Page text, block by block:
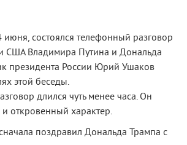
июня, состоялся телефонный разговор
США Владимира Путина и Дональда
президента России Юрий Ушаков
этой беседы.
длился чуть менее часа. Он
откровенный характер.
поздравил Дональда Трампа с